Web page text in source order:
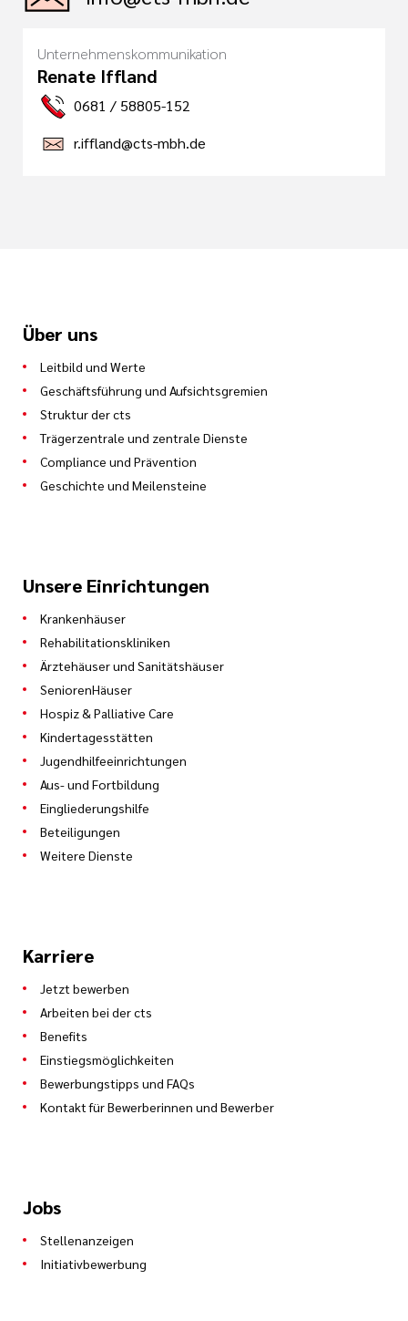
Unternehmenskommunikation
Renate Iffland
0681 / 58805-152
r.iffland@cts-mbh.de
Über uns
Leitbild und Werte
Geschäftsführung und Aufsichtsgremien
Struktur der cts
Trägerzentrale und zentrale Dienste
Compliance und Prävention
Geschichte und Meilensteine
Unsere Einrichtungen
Krankenhäuser
Rehabilitationskliniken
Ärztehäuser und Sanitätshäuser
SeniorenHäuser
Hospiz & Palliative Care
Kindertagesstätten
Jugendhilfeeinrichtungen
Aus- und Fortbildung
Eingliederungshilfe
Beteiligungen
Weitere Dienste
Karriere
Jetzt bewerben
Arbeiten bei der cts
Benefits
Einstiegsmöglichkeiten
Bewerbungstipps und FAQs
Kontakt für Bewerberinnen und Bewerber
Jobs
Stellenanzeigen
Initiativbewerbung